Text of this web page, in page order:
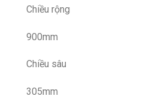
Chiều rộng
900mm
Chiều sâu
305mm